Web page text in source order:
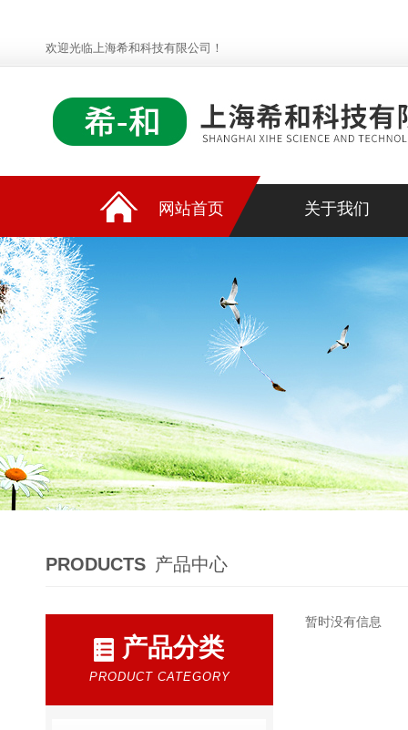
欢迎光临上海希和科技有限公司！
网站首页 关于我们
PRODUCTS 产品中心
产品分类
PRODUCT CATEGORY
暂时没有信息